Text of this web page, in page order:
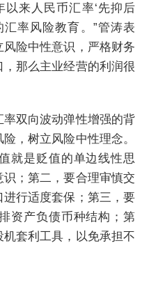
来人民币汇率‘先抑后
率风险教育。”管涛表
险中性意识，严格财务
那么主业经营的利润很
双向波动弹性增强的背
，树立风险中性理念。
就是贬值的单边线性思
；第二，要合理审慎交
行适度套保；第三，要
资产负债币种结构；第
套利工具，以免承担不